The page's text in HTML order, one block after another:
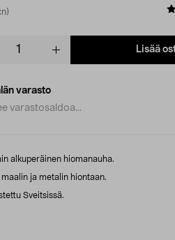
Lisää
varasto
varastosaldoa...
alkuperäinen hiomanauha.
maalin ja metalin hiontaan.
Sveitsissä.